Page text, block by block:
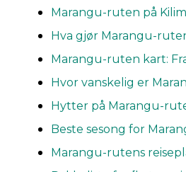
Marangu-ruten på
Hva gjør Marangu-
Marangu-ruten kart:
Hvor vanskelig er
Hytter på Marangu-
Beste sesong for
Marangu-rutens